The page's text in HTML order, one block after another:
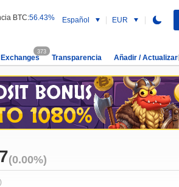
BTC:56.43% Español EUR
Exchanges
373
Transparencia Añadir / Actualizar
(0.00%)